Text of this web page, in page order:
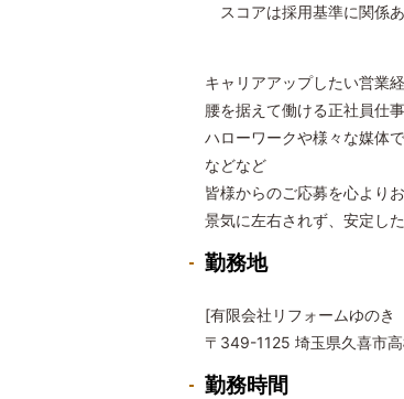
スコアは採用基準に関係あ
キャリアアップしたい営業経
腰を据えて働ける正社員仕事
ハローワークや様々な媒体
などなど
皆様からのご応募を心よりお
景気に左右されず、安定し
勤務地
[有限会社リフォームゆの
〒349-1125 埼玉県久喜市
勤務時間